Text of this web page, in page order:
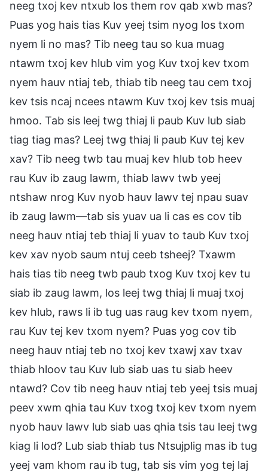
neeg txoj kev ntxub los them rov qab xwb mas?
Puas yog hais tias Kuv yeej tsim nyog los txom
nyem li no mas? Tib neeg tau so kua muag
ntawm txoj kev hlub vim yog Kuv txoj kev txom
nyem hauv ntiaj teb, thiab tib neeg tau cem txoj
kev tsis ncaj ncees ntawm Kuv txoj kev tsis muaj
hmoo. Tab sis leej twg thiaj li paub Kuv lub siab
tiag tiag mas? Leej twg thiaj li paub Kuv tej kev
xav? Tib neeg twb tau muaj kev hlub tob heev
rau Kuv ib zaug lawm, thiab lawv twb yeej
ntshaw nrog Kuv nyob hauv lawv tej npau suav
ib zaug lawm—tab sis yuav ua li cas es cov tib
neeg hauv ntiaj teb thiaj li yuav to taub Kuv txoj
kev xav nyob saum ntuj ceeb tsheej? Txawm
hais tias tib neeg twb paub txog Kuv txoj kev tu
siab ib zaug lawm, los leej twg thiaj li muaj txoj
kev hlub, raws li ib tug uas raug kev txom nyem,
rau Kuv tej kev txom nyem? Puas yog cov tib
neeg hauv ntiaj teb no txoj kev txawj xav txav
thiab hloov tau Kuv lub siab uas tu siab heev
ntawd? Cov tib neeg hauv ntiaj teb yeej tsis muaj
peev xwm qhia tau Kuv txog txoj kev txom nyem
nyob hauv lawv lub siab uas qhia tsis tau leej twg
kiag li lod? Lub siab thiab tus Ntsujplig mas ib tug
yeej vam khom rau ib tug, tab sis vim yog tej laj